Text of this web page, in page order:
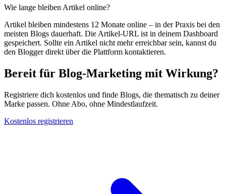
Wie lange bleiben Artikel online?
Artikel bleiben mindestens 12 Monate online – in der Praxis bei den
meisten Blogs dauerhaft. Die Artikel-URL ist in deinem Dashboard
gespeichert. Sollte ein Artikel nicht mehr erreichbar sein, kannst du
den Blogger direkt über die Plattform kontaktieren.
Bereit für Blog-Marketing mit Wirkung?
Registriere dich kostenlos und finde Blogs, die thematisch zu deiner
Marke passen. Ohne Abo, ohne Mindestlaufzeit.
Kostenlos registrieren